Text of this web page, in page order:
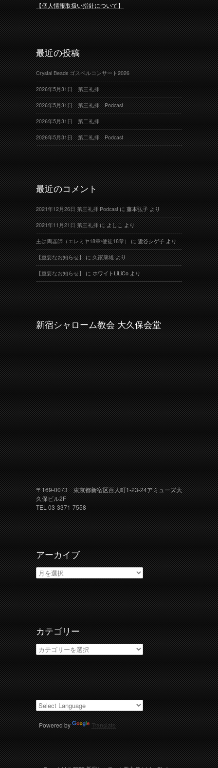
【個人情報取扱い指針について】
最近の投稿
Crystal Beads ゴスペルコンサート2026
2026年5月31日 第三礼拝
2026年5月31日 第三礼拝 Podcast
2026年5月31日 第二礼拝
2026年5月31日 第二礼拝 Podcast
最近のコメント
2021年12月26日 第三礼拝 Podcastに藤本弘子より
2021年11月21日 第三礼拝によしこより
主は陶器師（エレミヤ18章/使徒18章）に鷺谷シゲ子より
【重要なお知らせ】に久家康雄より
【重要なお知らせ】にホワイトLiLiCoより
新宿シャローム教会 大久保会堂
〒169-0073 東京都新宿区百人町1-23-24アミューズ大
久保ビル2F
TEL 03-3371-7558
アーカイブ
ア
ー
カ
イ
ブ
カテゴリー
カ
テ
ゴ
リ
ー
Powered by Translate